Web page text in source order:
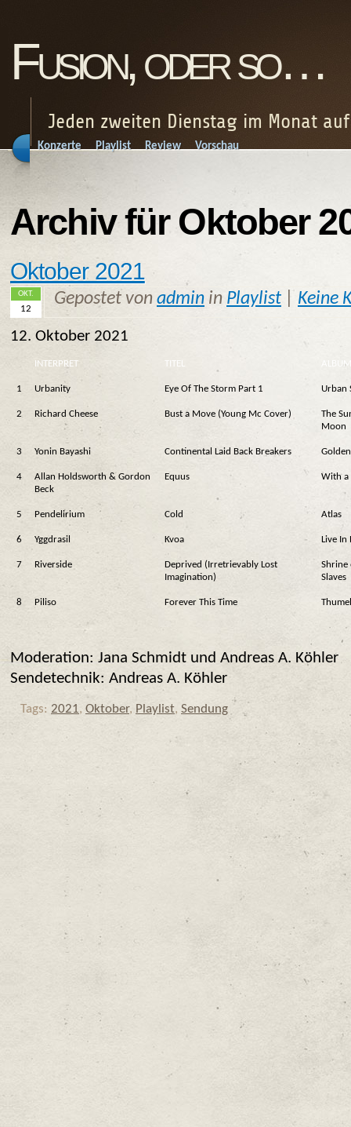
Fusion, oder so…
Jeden zweiten Dienstag im Monat auf
Konzerte Playlist Review Vorschau
Archiv für Oktober
Oktober 2021
OKT.
12
Gepostet von admin in Playlist Keine
12. Oktober 2021
INTERPRET TITEL ALBUM
1 Urbanity Eye Of The Storm Part 1 Urban
2 Richard Cheese Bust a Move (Young Mc Cover)
The
Moon
3 Yonin Bayashi Continental Laid Back Breakers
4
Allan Holdsworth & Gordon
Beck
Equus With a
5 Pendelirium Cold Atlas
6 Yggdrasil Kvoa Live In
7 Riverside
Deprived (Irretrievably Lost
Imagination)
Shrine
Slaves
8 Piliso Forever This Time
Moderation: Jana Schmidt und Andreas A. Köhler
Sendetechnik: Andreas A. Köhler
Tags: 2021, Oktober, Playlist, Sendung